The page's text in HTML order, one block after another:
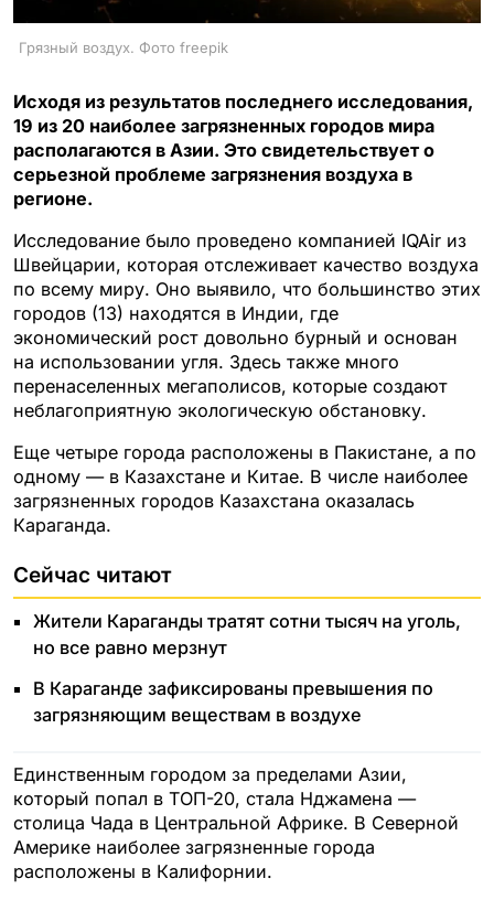
Грязный воздух. Фото freepik
Исходя из результатов последнего исследования,
19 из 20 наиболее загрязненных городов мира
располагаются в Азии. Это свидетельствует о
серьезной проблеме загрязнения воздуха в
регионе.
Исследование было проведено компанией IQAir из
Швейцарии, которая отслеживает качество воздуха
по всему миру. Оно выявило, что большинство этих
городов (13) находятся в Индии, где
экономический рост довольно бурный и основан
на использовании угля. Здесь также много
перенаселенных мегаполисов, которые создают
неблагоприятную экологическую обстановку.
Еще четыре города расположены в Пакистане, а по
одному — в Казахстане и Китае. В числе наиболее
загрязненных городов Казахстана оказалась
Караганда.
Сейчас читают
Жители Караганды тратят сотни тысяч на уголь,
но все равно мерзнут
В Караганде зафиксированы превышения по
загрязняющим веществам в воздухе
Единственным городом за пределами Азии,
который попал в ТОП-20, стала Нджамена —
столица Чада в Центральной Африке. В Северной
Америке наиболее загрязненные города
расположены в Калифорнии.